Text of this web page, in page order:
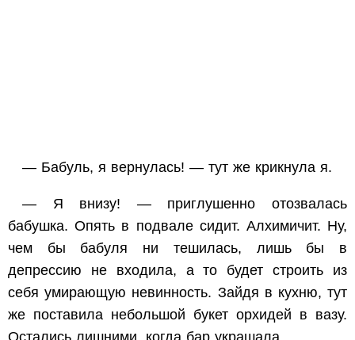
— Бабуль, я вернулась! — тут же крикнула я.
— Я внизу! — приглушенно отозвалась
бабушка. Опять в подвале сидит. Алхимичит. Ну,
чем бы бабуля ни тешилась, лишь бы в
депрессию не входила, а то будет строить из
себя умирающую невинность. Зайдя в кухню, тут
же поставила небольшой букет орхидей в вазу.